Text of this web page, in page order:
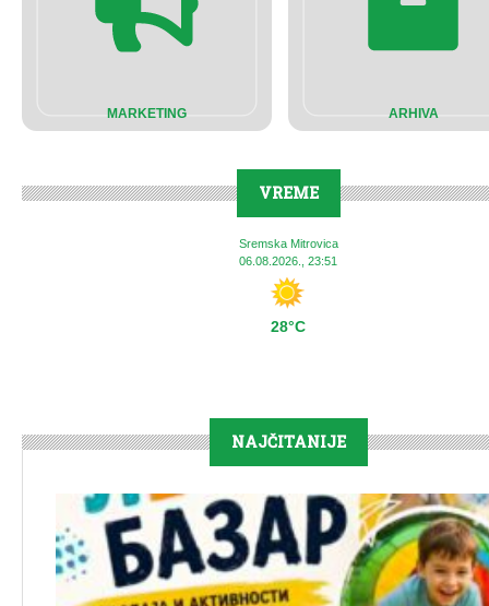
MARKETING ARHIVA
VREME
Sremska Mitrovica
06.08.2026., 23:51
28°C
NAJČITANIJE